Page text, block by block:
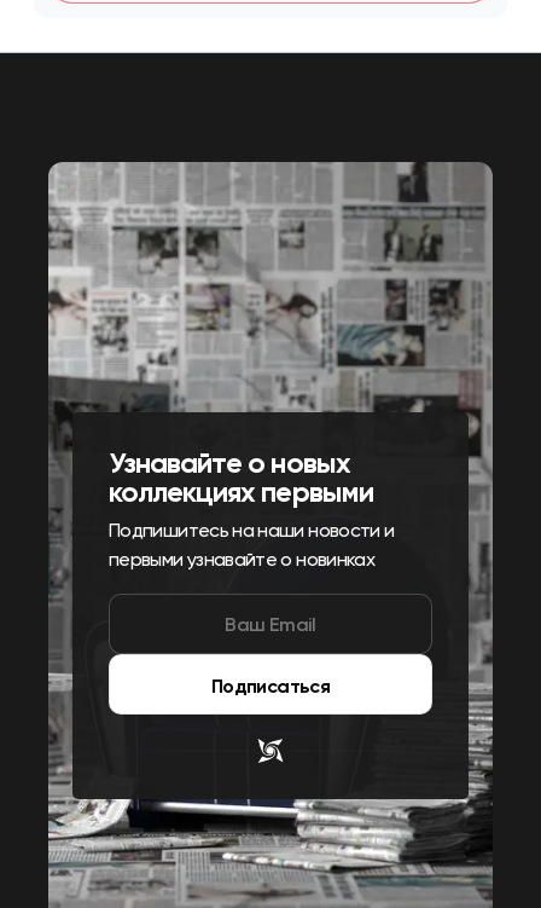
Узнавайте о новых
коллекциях первыми
Подпишитесь на наши новости и
первыми узнавайте о новинках
Подписаться